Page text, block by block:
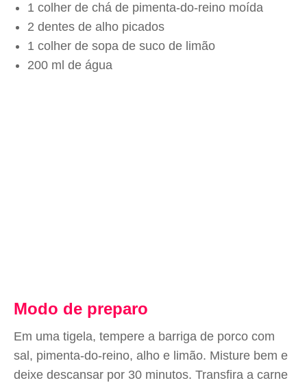
1 colher de chá de pimenta-do-reino moída
2 dentes de alho picados
1 colher de sopa de suco de limão
200 ml de água
Modo de preparo
Em uma tigela, tempere a barriga de porco com
sal, pimenta-do-reino, alho e limão. Misture bem e
deixe descansar por 30 minutos. Transfira a carne